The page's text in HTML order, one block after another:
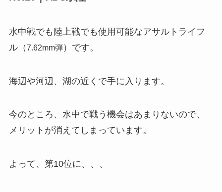
水中戦でも陸上戦でも使用可能なアサルトライフ
ル（7.62mm弾）です。
海辺や河辺、湖の近くで手に入ります。
今のところ、水中で戦う機会はあまりないので、
メリットが消えてしまっています。
よって、第10位に、、、